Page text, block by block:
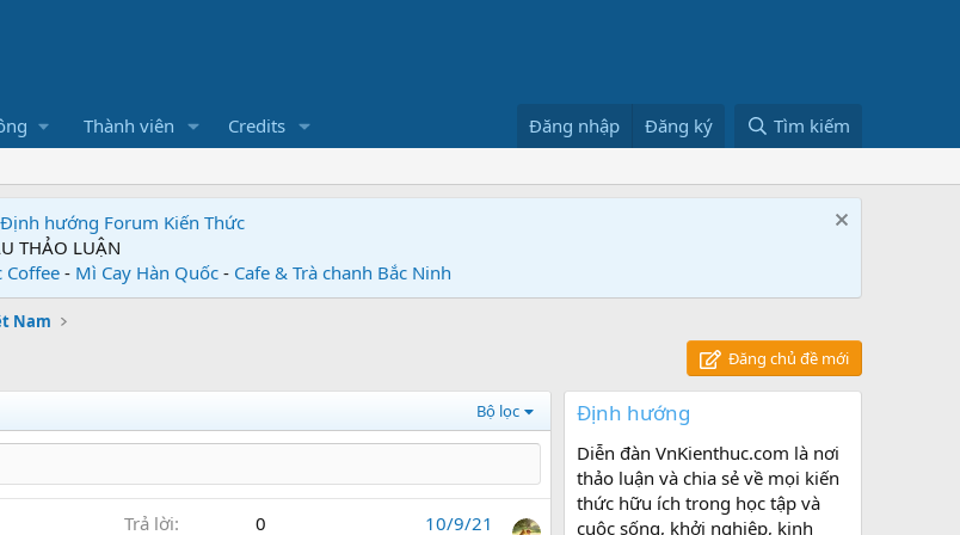
Thành viên Credits Đăng nhập Đăng ký Tìm kiếm
Định hướng Forum Kiến Thức
THẢO LUẬN
Coffee - Mì Cay Hàn Quốc - Cafe & Trà chanh Bắc Ninh
Nam
Đăng chủ đề mới
Bộ lọc
Trả lời 0 10/9/21
Định hướng
Diễn đàn VnKienthuc.com là nơi
thảo luận và chia sẻ về mọi kiến
thức hữu ích trong học tập và
cuộc sống, khởi nghiệp, kinh